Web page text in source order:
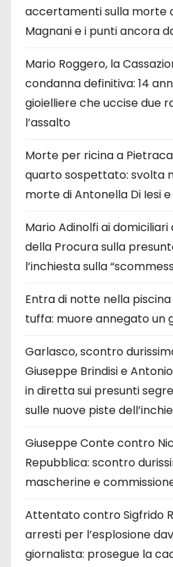
accertamenti sulla morte
Magnani e i punti ancora
Mario Roggero, la
condanna definitiva: 14
gioielliere che uccise due
l’assalto
Morte per ricina a
quarto sospettato: svolta
morte di Antonella Di Iesi
Mario Adinolfi ai domiciliari
della Procura sulla
l’inchiesta sulla
Entra di notte nella
tuffa: muore annegato un
Garlasco, scontro
Giuseppe Brindisi e
in diretta sui presunti
sulle nuove piste
Giuseppe Conte contro
Repubblica: scontro
mascherine e
Attentato contro Sigfrido
arresti per l’esplosione
giornalista: prosegue la